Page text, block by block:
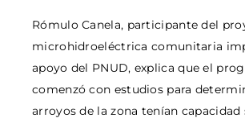
Rómulo Canela, participante del
microhidroeléctrica comunitaria
apoyo del PNUD, explica que el
comenzó con estudios para
arroyos de la zona tenían